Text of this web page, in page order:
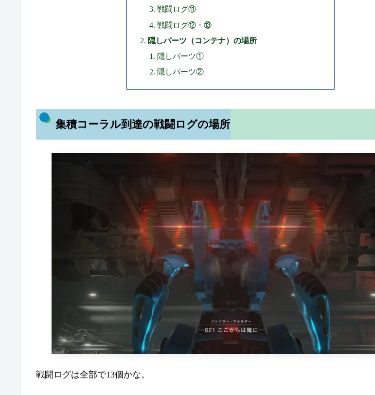
戦闘ログ⑪
戦闘ログ⑫・⑬
隠しパーツ（コンテナ）の場所
隠しパーツ①
隠しパーツ②
集積コーラル到達の戦闘ログの場所
戦闘ログは全部で13個かな。